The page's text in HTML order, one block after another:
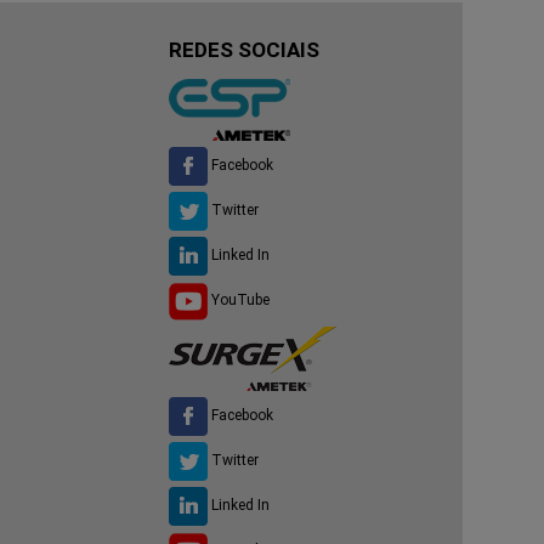
REDES SOCIAIS
Facebook
Twitter
Linked In
YouTube
Facebook
Twitter
Linked In